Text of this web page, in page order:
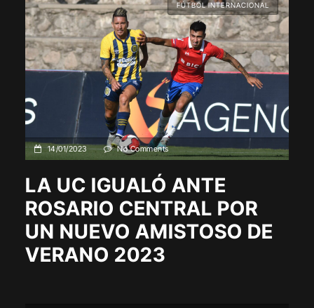
FÚTBOL INTERNACIONAL
14/01/2023 No Comments
LA UC IGUALÓ ANTE
ROSARIO CENTRAL POR
UN NUEVO AMISTOSO DE
VERANO 2023